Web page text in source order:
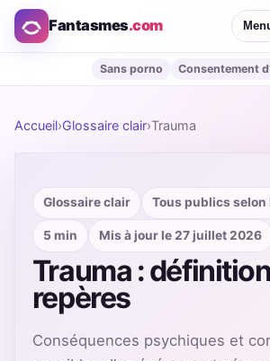
Fantasmes.com
Sans porno Consentement
Accueil›Glossaire clair›Trauma
Glossaire clair Tous publics selon
5 min Mis à jour le 27 juillet 2026
Trauma :
repères
Conséquences psychiques et